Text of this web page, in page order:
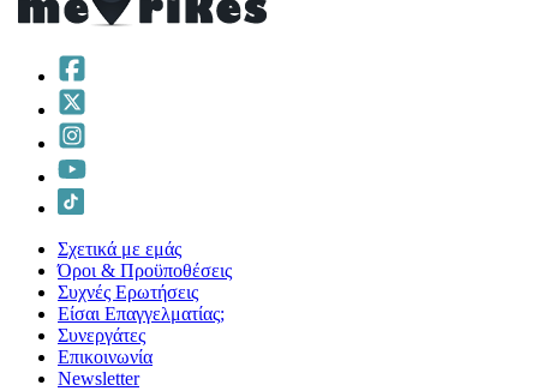
Σχετικά με εμάς
Όροι & Προϋποθέσεις
Συχνές Ερωτήσεις
Είσαι Επαγγελματίας;
Συνεργάτες
Επικοινωνία
Νewsletter